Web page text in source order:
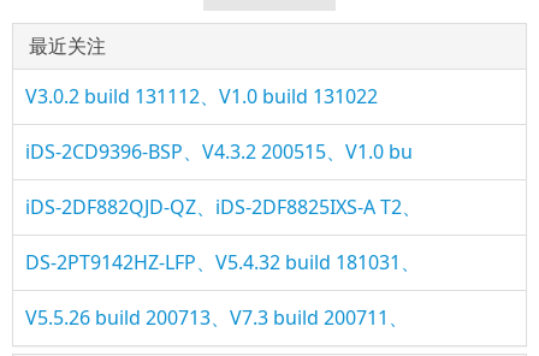
最近关注
V3.0.2 build 131112、V1.0 build 131022
iDS-2CD9396-BSP、V4.3.2 200515、V1.0 bu
iDS-2DF882QJD-QZ、iDS-2DF8825IXS-A T2、
DS-2PT9142HZ-LFP、V5.4.32 build 181031、
V5.5.26 build 200713、V7.3 build 200711、